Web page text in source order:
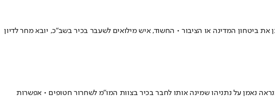
ביטחון המדינה או הציבור • החשוד, איש מילואים לשעבר בכיר בשב"כ, יובא מחר לדיון
• ש' המכהן בתפקיד חודשים ספורים והחל את דרכו בשירות בשנת 1995 • השני הוא מ', כנראה נאמן על נתניהו שמינה אותו לחבר בכיר בצוות המו"מ לשחרור חטופים • אפשרות